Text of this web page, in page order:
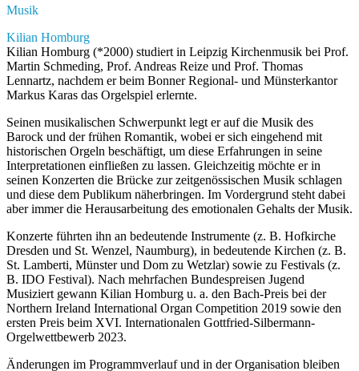
Musik
Kilian Homburg
Kilian Homburg (*2000) studiert in Leipzig Kirchenmusik bei Prof.
Martin Schmeding, Prof. Andreas Reize und Prof. Thomas
Lennartz, nachdem er beim Bonner Regional- und Münsterkantor
Markus Karas das Orgelspiel erlernte.
Seinen musikalischen Schwerpunkt legt er auf die Musik des
Barock und der frühen Romantik, wobei er sich eingehend mit
historischen Orgeln beschäftigt, um diese Erfahrungen in seine
Interpretationen einfließen zu lassen. Gleichzeitig möchte er in
seinen Konzerten die Brücke zur zeitgenössischen Musik schlagen
und diese dem Publikum näherbringen. Im Vordergrund steht dabei
aber immer die Herausarbeitung des emotionalen Gehalts der Musik.
Konzerte führten ihn an bedeutende Instrumente (z. B. Hofkirche
Dresden und St. Wenzel, Naumburg), in bedeutende Kirchen (z. B.
St. Lamberti, Münster und Dom zu Wetzlar) sowie zu Festivals (z.
B. IDO Festival). Nach mehrfachen Bundespreisen Jugend
Musiziert gewann Kilian Homburg u. a. den Bach-Preis bei der
Northern Ireland International Organ Competition 2019 sowie den
ersten Preis beim XVI. Internationalen Gottfried-Silbermann-
Orgelwettbewerb 2023.
Änderungen im Programmverlauf und in der Organisation bleiben